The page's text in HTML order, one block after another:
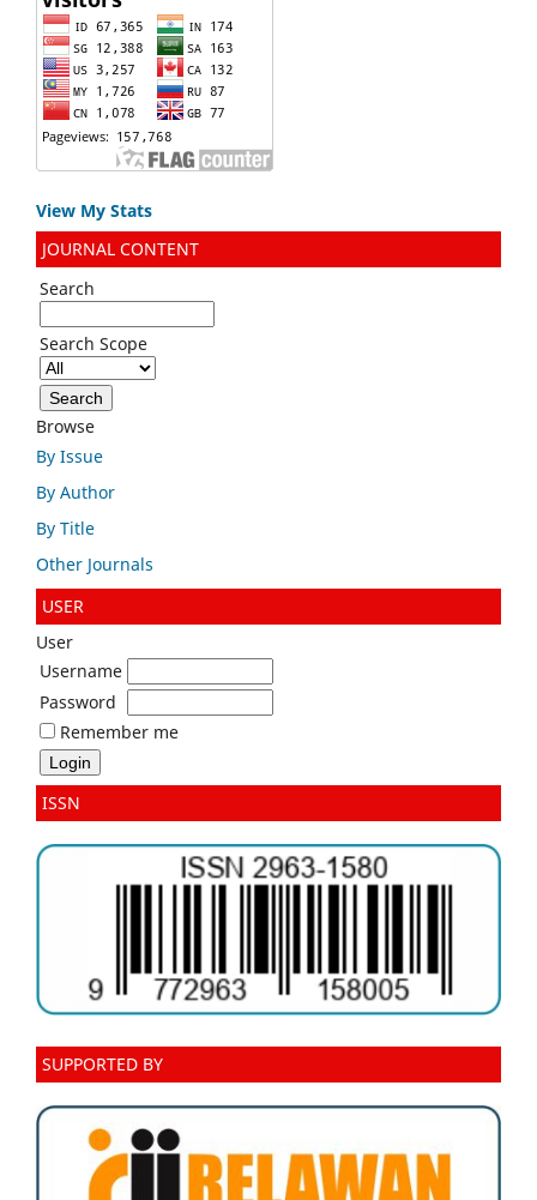
View My Stats
JOURNAL CONTENT
Search
Search Scope
Browse
By Issue
By Author
By Title
Other Journals
USER
User
Username
Password
Remember me
ISSN
SUPPORTED BY